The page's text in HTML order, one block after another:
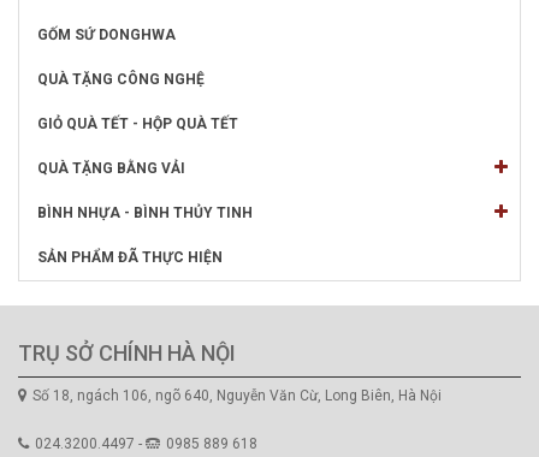
GỐM SỨ DONGHWA
QUÀ TẶNG CÔNG NGHỆ
GIỎ QUÀ TẾT - HỘP QUÀ TẾT
QUÀ TẶNG BẰNG VẢI
BÌNH NHỰA - BÌNH THỦY TINH
SẢN PHẨM ĐÃ THỰC HIỆN
TRỤ SỞ CHÍNH HÀ NỘI
Số 18, ngách 106, ngõ 640, Nguyễn Văn Cừ, Long Biên, Hà Nội
024.3200.4497 - 0985 889 618